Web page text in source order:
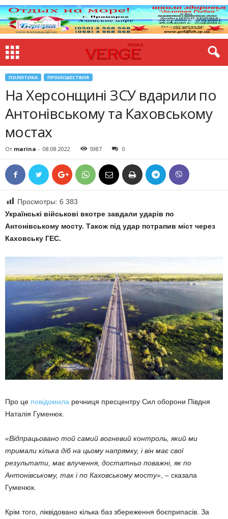
ПОЛИТИКА ПРОИСШЕСТВИЯ
На Херсонщині ЗСУ вдарили по
Антонівському та Каховському
мостах
От marina - 08.08.2022 5987 0
Просмотры: 6 383
Українські військові вкотре завдали ударів по
Антонівському мосту. Також під удар потрапив міст через
Каховську ГЕС.
Про це повідомила речниця пресцентру Cил оборони Півдня
Наталія Гуменюк.
«Відпрацьовано той самий вогневий контроль, який ми
тримали кілька діб на цьому напрямку, і він має свої
результати, має влучення, достатньо поважні, як по
Антонівському, так і по Каховському мосту» , – сказала
Гуменюк.
Крім того, ліквідовано кілька баз збереження боєприпасів. За